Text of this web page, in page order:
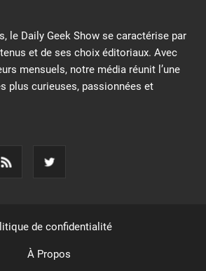
le Daily Geek Show se caractérise par
et de ses choix éditoriaux. Avec
mensuels, notre média réunit l’une
plus curieuses, passionnées et
de confidentialité
À Propos